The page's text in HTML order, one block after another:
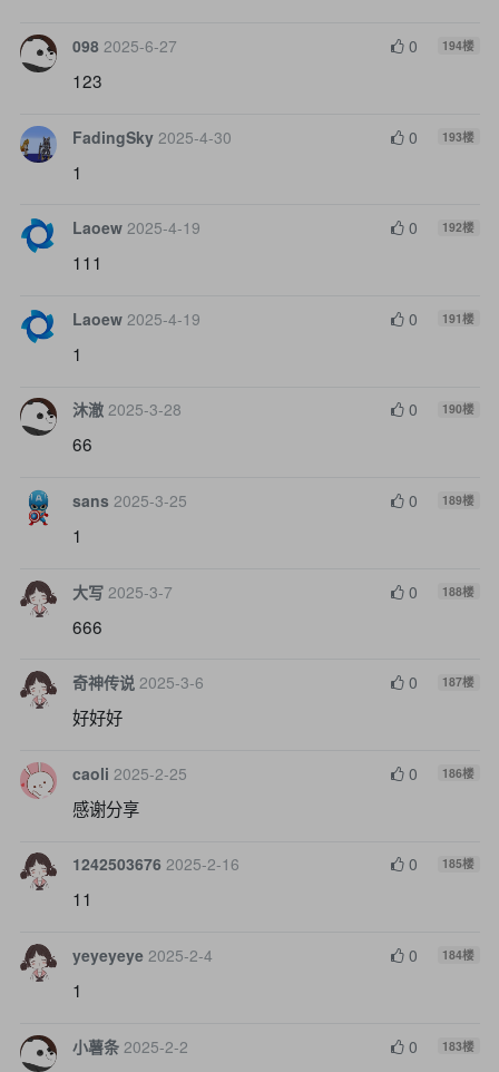
098 2025-6-27 0 194楼
123
FadingSky 2025-4-30 0 193楼
1
Laoew 2025-4-19 0 192楼
111
Laoew 2025-4-19 0 191楼
1
沐澈 2025-3-28 0 190楼
66
sans 2025-3-25 0 189楼
1
大写 2025-3-7 0 188楼
666
奇神传说 2025-3-6 0 187楼
好好好
caoli 2025-2-25 0 186楼
感谢分享
1242503676 2025-2-16 0 185楼
11
yeyeyeye 2025-2-4 0 184楼
1
小薯条 2025-2-2 0 183楼